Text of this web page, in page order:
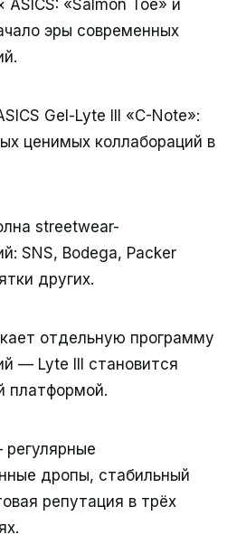
ASICS: «Salmon Toe» и
эры современных
Gel-Lyte III «C-Note»:
ценимых коллабораций в
streetwear-
SNS, Bodega, Packer
других.
отдельную программу
— Lyte III становится
платформой.
дропы, стабильный
репутация в трёх